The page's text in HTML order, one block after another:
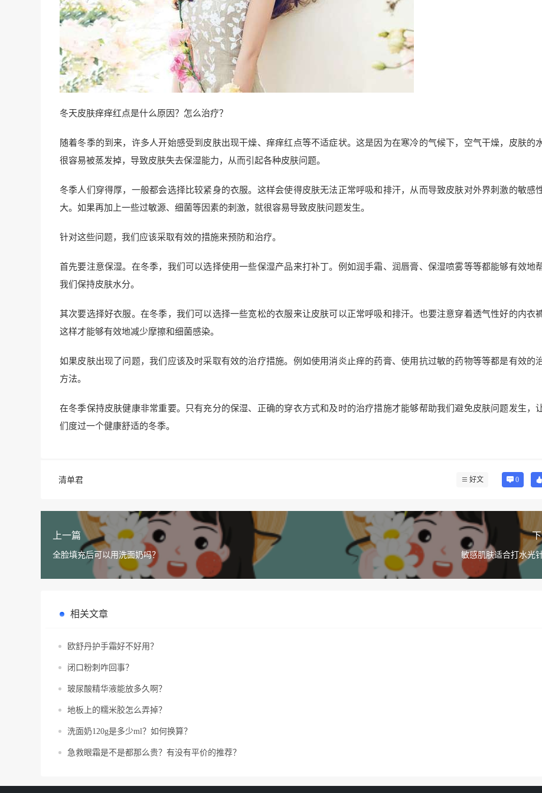
冬天皮肤痒痒红点是什么原因？怎么治疗？
随着冬季的到来，许多人开始感受到皮肤出现干燥、痒痒红点等不适症状。这是因为在寒冷的气候下，空气干燥，皮肤的
很容易被蒸发掉，导致皮肤失去保湿能力，从而引起各种皮肤问题。
冬季人们穿得厚，一般都会选择比较紧身的衣服。这样会使得皮肤无法正常呼吸和排汗，从而导致皮肤对外界刺激的敏感
大。如果再加上一些过敏源、细菌等因素的刺激，就很容易导致皮肤问题发生。
针对这些问题，我们应该采取有效的措施来预防和治疗。
首先要注意保湿。在冬季，我们可以选择使用一些保湿产品来打补丁。例如润手霜、润唇膏、保湿喷雾等等都能够有效地
我们保持皮肤水分。
其次要选择好衣服。在冬季，我们可以选择一些宽松的衣服来让皮肤可以正常呼吸和排汗。也要注意穿着透气性好的内衣裤
这样才能够有效地减少摩擦和细菌感染。
如果皮肤出现了问题，我们应该及时采取有效的治疗措施。例如使用消炎止痒的药膏、使用抗过敏的药物等等都是有效的
方法。
在冬季保持皮肤健康非常重要。只有充分的保湿、正确的穿衣方式和及时的治疗措施才能够帮助我们避免皮肤问题发生，
们度过一个健康舒适的冬季。
清单君 好文 0
上一篇
全脸填充后可以用洗面奶吗？ 敏感肌肤适合打水光针
相关文章
欧舒丹护手霜好不好用？
闭口粉刺咋回事？
玻尿酸精华液能放多久啊？
地板上的糯米胶怎么弄掉？
洗面奶120g是多少ml？如何换算？
急救眼霜是不是都那么贵？有没有平价的推荐？